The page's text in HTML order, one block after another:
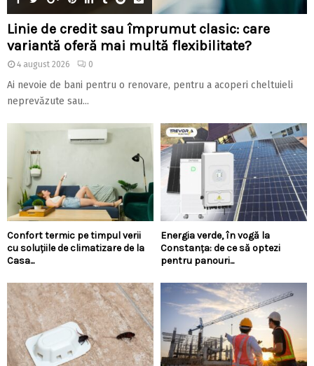
Linie de credit sau împrumut clasic: care
variantă oferă mai multă flexibilitate?
4 august 2026 0
Ai nevoie de bani pentru o renovare, pentru a acoperi cheltuieli
neprevăzute sau...
Confort termic pe timpul verii
cu soluțiile de climatizare de la
Casa...
Energia verde, în vogă la
Constanța: de ce să optezi
pentru panouri...